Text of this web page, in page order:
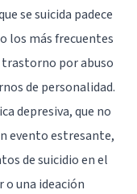
se suicida padece
los más frecuentes
por abuso
de personalidad.
depresiva, que no
evento estresante,
de suicidio en el
o una ideación